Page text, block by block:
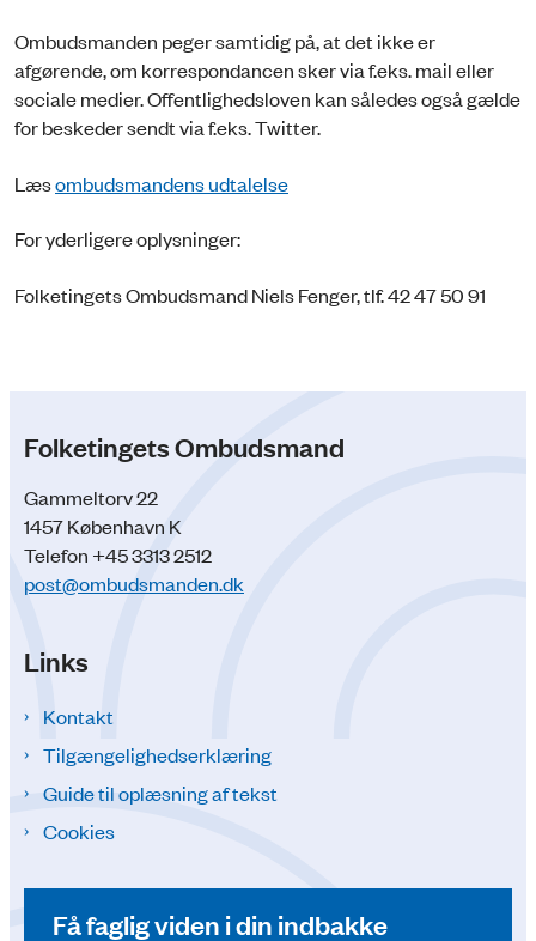
Ombudsmanden peger samtidig på, at det ikke er
afgørende, om korrespondancen sker via f.eks. mail eller
sociale medier. Offentlighedsloven kan således også gælde
for beskeder sendt via f.eks. Twitter.
Læsombudsmandens udtalelse
For yderligere oplysninger:
Folketingets Ombudsmand Niels Fenger, tlf. 42 47 50 91
Folketingets Ombudsmand
Gammeltorv 22
1457 København K
Telefon +45 3313 2512
post@ombudsmanden.dk
Links
Kontakt
Tilgængelighedserklæring
Guide til oplæsning af tekst
Cookies
Få faglig viden i din indbakke